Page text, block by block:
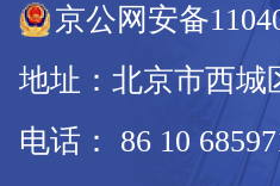
京公网安备
地址：北京市西城
电话： 86 10